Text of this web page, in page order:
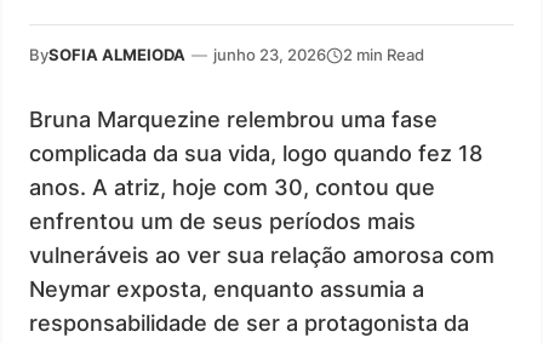
BySOFIA ALMEIODA — junho 23, 2026 2 min Read
Bruna Marquezine relembrou uma fase
complicada da sua vida, logo quando fez 18
anos. A atriz, hoje com 30, contou que
enfrentou um de seus períodos mais
vulneráveis ao ver sua relação amorosa com
Neymar exposta, enquanto assumia a
responsabilidade de ser a protagonista da